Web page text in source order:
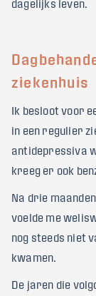
dagelijks leven.
ziekenhuis
Ik besloot voor
in een regulier
antidepressiva
kreeg er ook
Na drie
voelde me
nog steeds niet
kwamen.
De jaren die